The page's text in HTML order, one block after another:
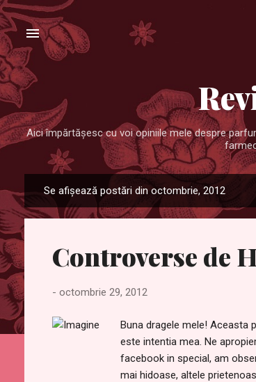
Aici împărtăşesc cu voi opiniile mele despre
o
Se afișează postări din octombrie, 2012
Controverse de
- octombrie 29, 2012
Buna dragele mele! Aceasta
este intentia mea. Ne
facebook in special, am
mai hidoase, altele